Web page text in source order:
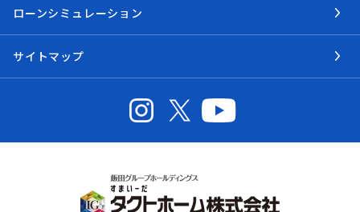
ローンシミュレーション
サイトマップ